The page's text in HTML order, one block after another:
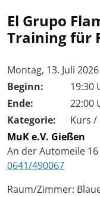
El Grupo
Training für
Tag der
Montag, 13. Juli 2026
Beginn:
19:30
Ende:
22:00
Kategorie:
Kurs /
MuK e.V. Gießen
An der Automeile 16
0641/490067
Raum/Zimmer: